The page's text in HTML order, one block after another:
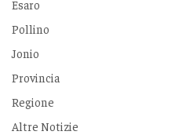
Esaro
Pollino
Jonio
Provincia
Regione
Altre Notizie